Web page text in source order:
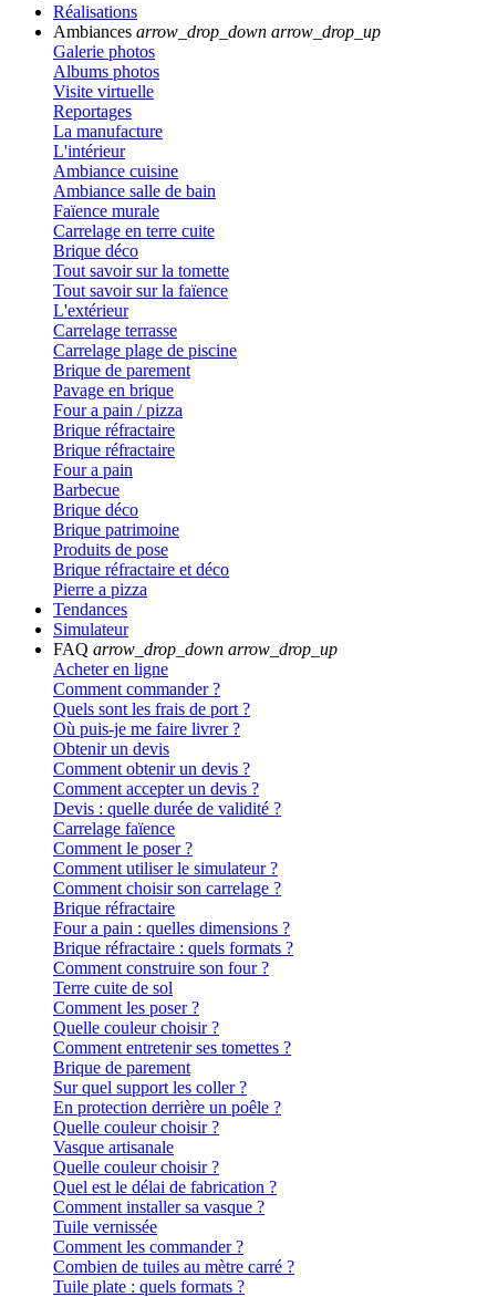
Réalisations
Ambiances arrow_drop_down arrow_drop_up
Galerie photos
Albums photos
Visite virtuelle
Reportages
La manufacture
L'intérieur
Ambiance cuisine
Ambiance salle de bain
Faïence murale
Carrelage en terre cuite
Brique déco
Tout savoir sur la tomette
Tout savoir sur la faïence
L'extérieur
Carrelage terrasse
Carrelage plage de piscine
Brique de parement
Pavage en brique
Four a pain / pizza
Brique réfractaire
Brique réfractaire
Four a pain
Barbecue
Brique déco
Brique patrimoine
Produits de pose
Brique réfractaire et déco
Pierre a pizza
Tendances
Simulateur
FAQ arrow_drop_down arrow_drop_up
Acheter en ligne
Comment commander ?
Quels sont les frais de port ?
Où puis-je me faire livrer ?
Obtenir un devis
Comment obtenir un devis ?
Comment accepter un devis ?
Devis : quelle durée de validité ?
Carrelage faïence
Comment le poser ?
Comment utiliser le simulateur ?
Comment choisir son carrelage ?
Brique réfractaire
Four a pain : quelles dimensions ?
Brique réfractaire : quels formats ?
Comment construire son four ?
Terre cuite de sol
Comment les poser ?
Quelle couleur choisir ?
Comment entretenir ses tomettes ?
Brique de parement
Sur quel support les coller ?
En protection derrière un poêle ?
Quelle couleur choisir ?
Vasque artisanale
Quelle couleur choisir ?
Quel est le délai de fabrication ?
Comment installer sa vasque ?
Tuile vernissée
Comment les commander ?
Combien de tuiles au mètre carré ?
Tuile plate : quels formats ?